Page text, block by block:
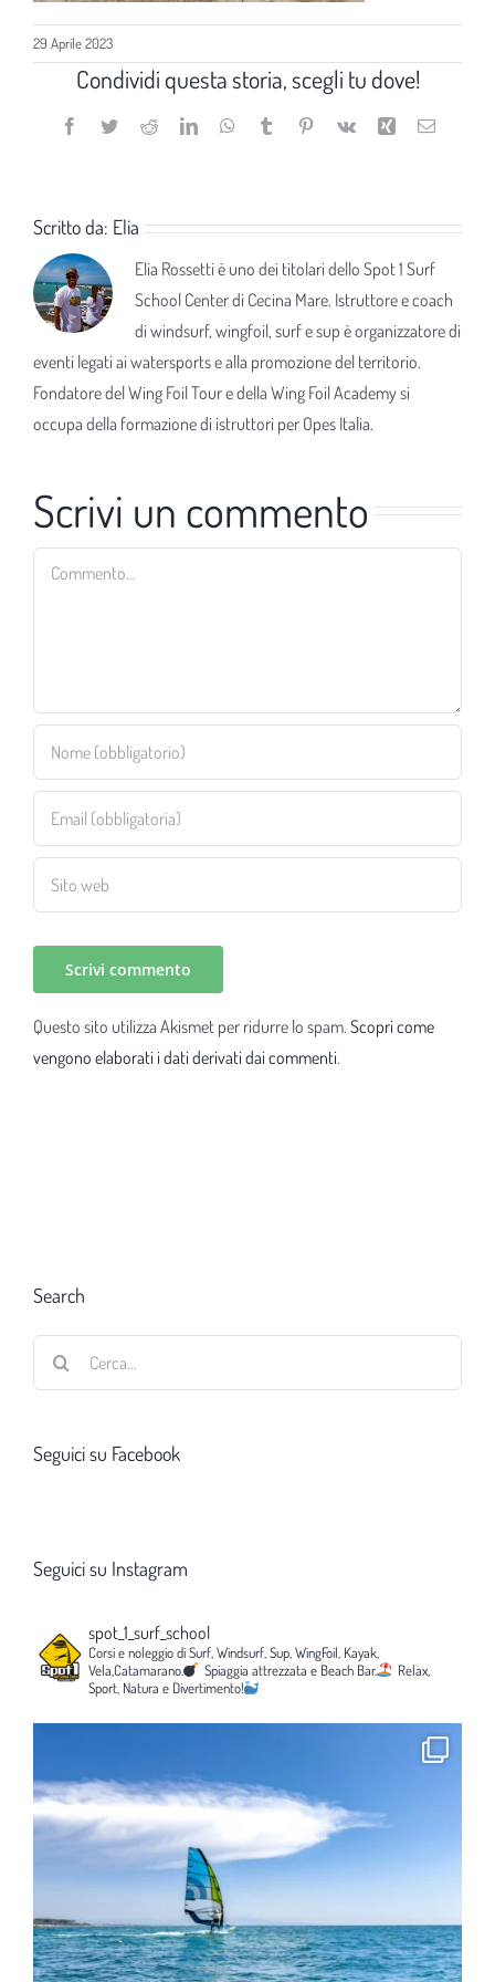
29 Aprile 2023
Condividi questa storia, scegli tu dove!
Facebook
TwitterRedditLinkedInWhatsApp
TumblrPinterest
Vk Xing Email
Scritto da: Elia
Elia Rossetti è uno dei titolari dello Spot 1 Surf
School Center di Cecina Mare. Istruttore e coach
di windsurf, wingfoil, surf e sup è organizzatore di
eventi legati ai watersports e alla promozione del territorio.
Fondatore del Wing Foil Tour e della Wing Foil Academy si
occupa della formazione di istruttori per Opes Italia.
Scrivi un commento
Commento
Questo sito utilizza Akismet per ridurre lo spam. Scopri come
vengono elaborati i dati derivati dai commenti.
Search
Seguici su Facebook
Seguici su Instagram
spot_1_surf_school
Corsi e noleggio di Surf, Windsurf, Sup, WingFoil, Kayak,
Vela,Catamarano.
Spiaggia attrezzata e Beach Bar.
Relax,
Sport, Natura e Divertimento!